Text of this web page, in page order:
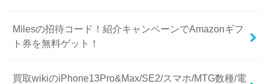
Milesの招待コード！紹介キャンペーンでAmazonギフ
ト券を無料ゲット！
買取wikiのiPhone13Pro&Max/SE2/スマホ/MTG数種/電